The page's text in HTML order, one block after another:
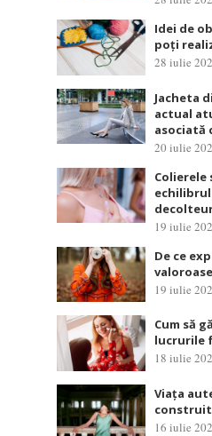
Idei de
poți
28 iulie
Jacheta
actual
asociată
20 iulie
Colierele
19 iulie
De ce
19 iulie
Cum să
lucrurile
18 iulie
Viața
16 iulie